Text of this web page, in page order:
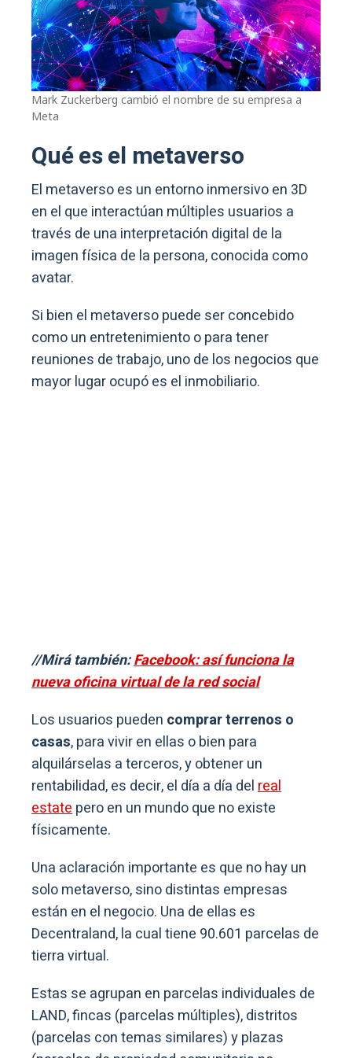
Mark Zuckerberg cambió el nombre de su empresa a
Meta
Qué es el metaverso
El metaverso es un entorno inmersivo en 3D
en el que interactúan múltiples usuarios a
través de una interpretación digital de la
imagen física de la persona, conocida como
avatar.
Si bien el metaverso puede ser concebido
como un entretenimiento o para tener
reuniones de trabajo, uno de los negocios que
mayor lugar ocupó es el inmobiliario.
//Mirá también:Facebook: así funciona la
nueva oficina virtual de la red social
Los usuarios pueden comprar terrenos o
casas, para vivir en ellas o bien para
alquilárselas a terceros, y obtener un
rentabilidad, es decir, el día a día delreal
estatepero en un mundo que no existe
físicamente.
Una aclaración importante es que no hay un
solo metaverso, sino distintas empresas
están en el negocio. Una de ellas es
Decentraland, la cual tiene 90.601 parcelas de
tierra virtual.
Estas se agrupan en parcelas individuales de
LAND, fincas (parcelas múltiples), distritos
(parcelas con temas similares) y plazas